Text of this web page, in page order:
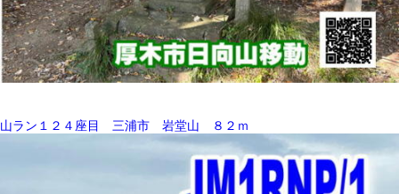
山ラン１２４座目 三浦市 岩堂山 ８２ｍ